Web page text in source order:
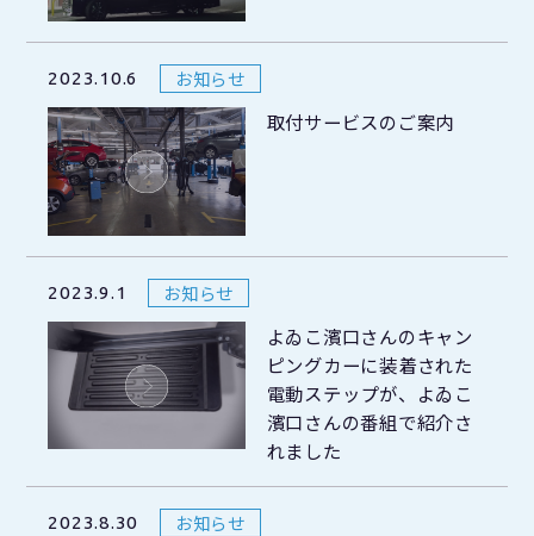
2023.10.6 お知らせ
取付サービスのご案内
2023.9.1 お知らせ
よゐこ濱口さんのキャン
ピングカーに装着された
電動ステップが、よゐこ
濱口さんの番組で紹介さ
れました
2023.8.30 お知らせ